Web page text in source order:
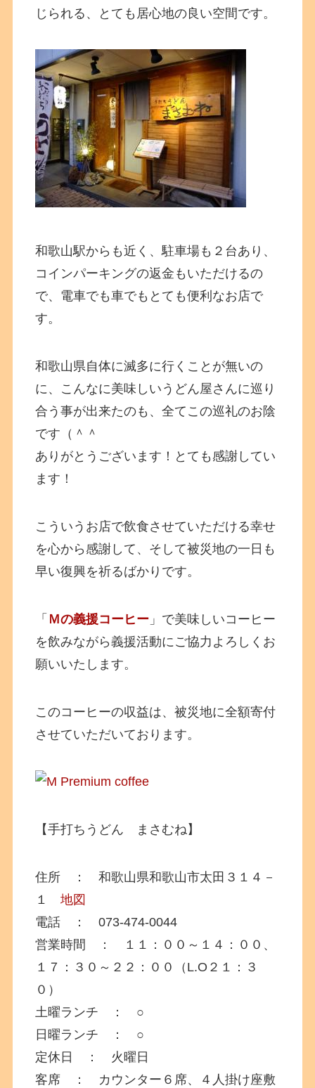
じられる、とても居心地の良い空間です。
和歌山駅からも近く、駐車場も２台あり、
コインパーキングの返金もいただけるの
で、電車でも車でもとても便利なお店で
す。
和歌山県自体に滅多に行くことが無いの
に、こんなに美味しいうどん屋さんに巡り
合う事が出来たのも、全てこの巡礼のお陰
です（＾＾
ありがとうございます！とても感謝してい
ます！
こういうお店で飲食させていただける幸せ
を心から感謝して、そして被災地の一日も
早い復興を祈るばかりです。
「 Ｍの義援コーヒー 」で美味しいコーヒー
を飲みながら義援活動にご協力よろしくお
願いいたします。
このコーヒーの収益は、被災地に全額寄付
させていただいております。
【手打ちうどん まさむね】
住所 ： 和歌山県和歌山市太田３１４－
１地図
電話 ： 073-474-0044
営業時間 ： １１：００～１４：００、
１７：３０～２２：００（L.O２１：３
０）
土曜ランチ ： ○
日曜ランチ ： ○
定休日 ： 火曜日
客席 ： カウンター６席、４人掛け座敷